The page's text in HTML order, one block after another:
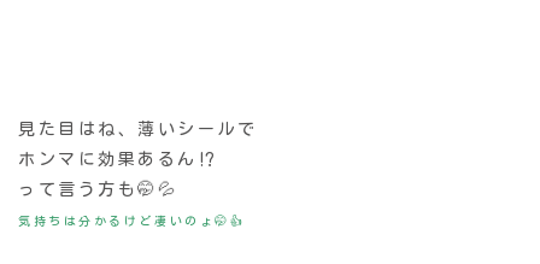
見た目はね、薄いシールで
ホンマに効果あるん⁉️
って言う方も🤭💦
気持ちは分かるけど凄いのょ🤭👍